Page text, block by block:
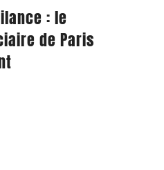
: le
de Paris